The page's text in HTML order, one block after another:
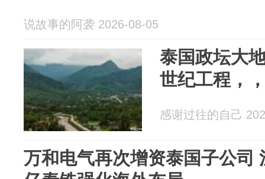
说故事的阿袭 2026-08-05
泰国政坛大
世纪工程，
感谢过往的自己
万和电气再次增资泰国子公司